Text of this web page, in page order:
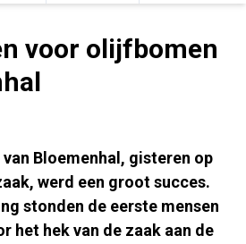
voor olijfbomen
Bloemenhal, gisteren op
werd een groot succes.
stonden de eerste mensen
het hek van de zaak aan de